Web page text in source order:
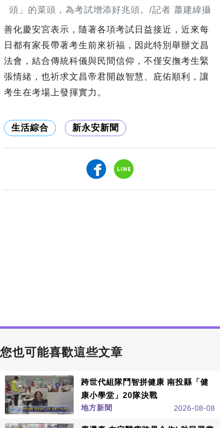
頭」的菜頭，為考試增添好兆頭。/記者 蕭建緯攝
善化慶安宮表示，隨著各項考試日益接近，近來每
日都有家長帶著考生前來祈福，因此特別舉辦文昌
法會，結合傳統科儀與民間信仰，不僅安撫考生緊
張情緒，也祈求文昌帝君開啟智慧、庇佑順利，讓
考生在考場上發揮實力。
生活綜合 新永安新聞
您也可能喜歡這些文章
跨世代組隊鬥智拼健康 南投縣「健
康小學堂」20隊決戰
地方新聞
2026-08-08